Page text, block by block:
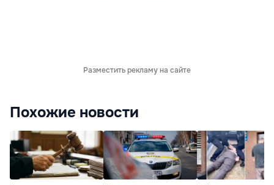
Разместить рекламу на сайте
Похожие новости